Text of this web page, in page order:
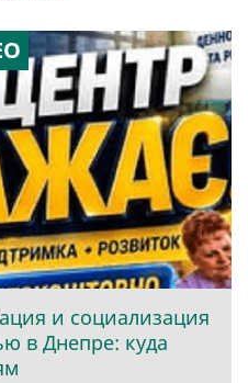
и социализация
в Днепре: куда